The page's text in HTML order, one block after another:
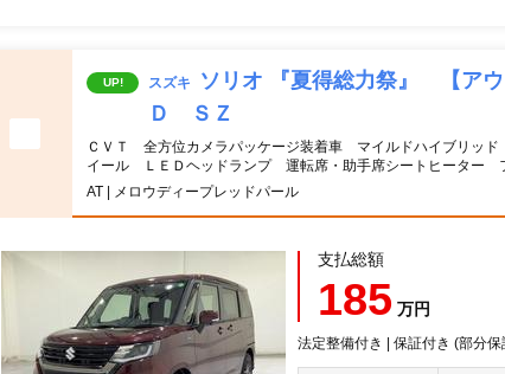
UP! スズキ
ソリオ 『夏得総力祭』 【ア
Ｄ ＳＺ
ＣＶＴ 全方位カメラパッケージ装着車 マイルドハイブリッ
イール ＬＥＤヘッドランプ 運転席・助手席シートヒーター
AT | メロウディープレッドパール
支払総額
185 万円
法定整備付き | 保証付き (部分